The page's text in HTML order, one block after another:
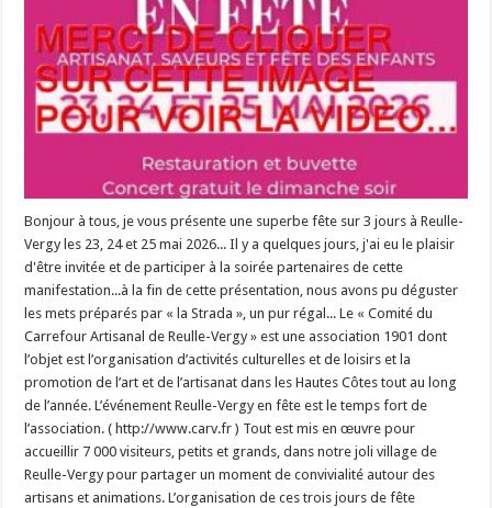
Bonjour à tous, je vous présente une superbe fête sur 3 jours à Reulle-
Vergy les 23, 24 et 25 mai 2026... Il y a quelques jours, j'ai eu le plaisir
d'être invitée et de participer à la soirée partenaires de cette
manifestation...à la fin de cette présentation, nous avons pu déguster
les mets préparés par « la Strada », un pur régal... Le « Comité du
Carrefour Artisanal de Reulle-Vergy » est une association 1901 dont
l’objet est l’organisation d’activités culturelles et de loisirs et la
promotion de l’art et de l’artisanat dans les Hautes Côtes tout au long
de l’année. L’événement Reulle-Vergy en fête est le temps fort de
l’association. ( http://www.carv.fr ) Tout est mis en œuvre pour
accueillir 7 000 visiteurs, petits et grands, dans notre joli village de
Reulle-Vergy pour partager un moment de convivialité autour des
artisans et animations. L’organisation de ces trois jours de fête